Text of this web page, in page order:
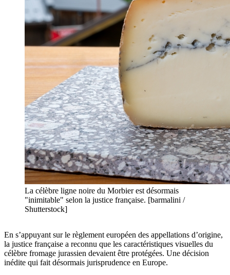
La célèbre ligne noire du Morbier est désormais
"inimitable" selon la justice française. [barmalini /
Shutterstock]
En s’appuyant sur le règlement européen des appellations d’origine,
la justice française a reconnu que les caractéristiques visuelles du
célèbre fromage jurassien devaient être protégées. Une décision
inédite qui fait désormais jurisprudence en Europe.